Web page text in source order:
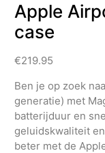
Apple
case
€219.95
Ben je op zoek
generatie) met
batterijduur en
geluidskwaliteit
beter met de